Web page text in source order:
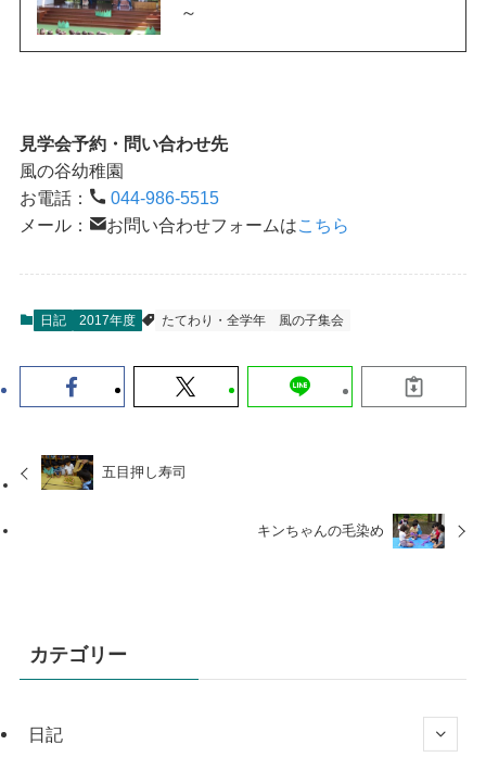
～
見学会予約・問い合わせ先
風の谷幼稚園
お電話：
044-986-5515
メール：
お問い合わせフォームは こちら
日記 2017年度 たてわり・全学年 風の子集会
五目押し寿司
キンちゃんの毛染め
カテゴリー
日記